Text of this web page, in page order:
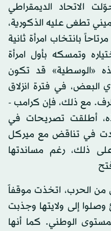
الاتحاد الديمقراطي
تطغى عليه الذكورية،
بانتخاب امرأة ثانية
من اختياره وتمسكه بأول امرأة
«الوسطية» قد تكون
البعض، في فترة انزلاق
مع ذلك، فإن كرامب -
أطلقت تصريحات في
في تناقض مع ميركل
ذلك، رغم مساندتها
من الحرب، اتخذت موقفاً
آلاف لاجئ وصلوا إلى ولايتها وجذبت
الوطني. كما أنها